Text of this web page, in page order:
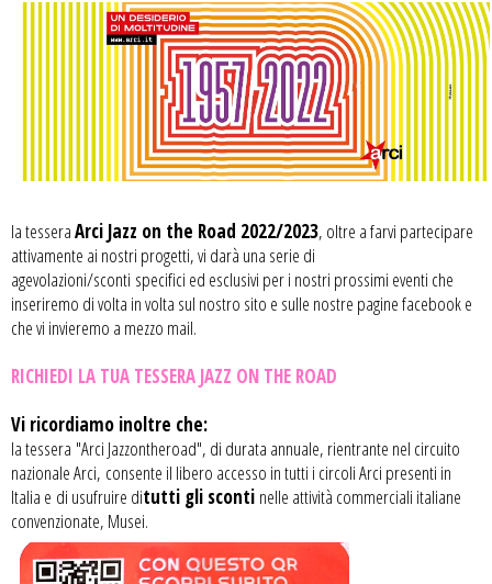
la tesseraArci Jazz on the Road 2022/2023, oltre a farvi partecipare
attivamente ai nostri progetti, vi darà una serie di
agevolazioni/sconti specifici ed esclusivi per i nostri prossimi eventi che
inseriremo di volta in volta sul nostro sito e sulle nostre pagine facebook e
che vi invieremo a mezzo mail.
RICHIEDI LA TUA TESSERA JAZZ ON THE ROAD
Vi ricordiamo inoltre che:
la tessera "Arci Jazzontheroad", di durata annuale, rientrante nel circuito
nazionale Arci, consente il libero accesso in tutti i circoli Arci presenti in
Italia e di usufruire ditutti gli sconti nelle attività commerciali italiane
convenzionate, Musei.